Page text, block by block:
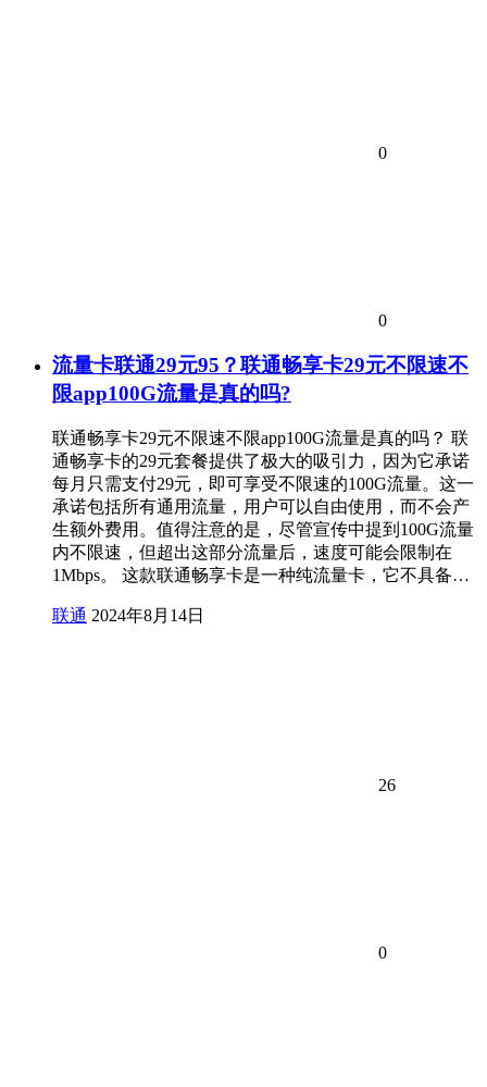
0
0
流量卡联通29元95？联通畅享卡29元不限速不
限app100G流量是真的吗?
联通畅享卡29元不限速不限app100G流量是真的吗？ 联
通畅享卡的29元套餐提供了极大的吸引力，因为它承诺
每月只需支付29元，即可享受不限速的100G流量。这一
承诺包括所有通用流量，用户可以自由使用，而不会产
生额外费用。值得注意的是，尽管宣传中提到100G流量
内不限速，但超出这部分流量后，速度可能会限制在
1Mbps。 这款联通畅享卡是一种纯流量卡，它不具备…
联通 2024年8月14日
26
0